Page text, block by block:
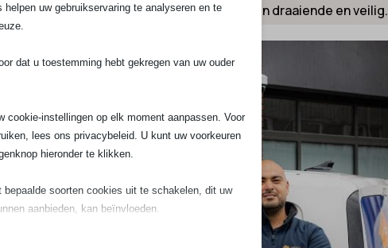
slimme monitoring houden wij gebouwen draaiende en veilig.
uw gebruikservaring te analyseren en te
dat u toestemming hebt gekregen van uw ouder
cookie-instellingen op elk moment aanpassen. Voor
lees ons privacybeleid. U kunt uw voorkeuren
hieronder te klikken.
soorten cookies uit te schakelen, dit uw
aanbieden, kan beïnvloeden.